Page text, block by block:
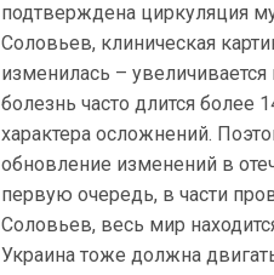
подтверждена циркуляция
Соловьев, клиническая
изменилась –
болезнь часто длится более
характера осложнений.
обновление изменений в
первую очередь, в части
Соловьев, весь мир
Украина тоже должна